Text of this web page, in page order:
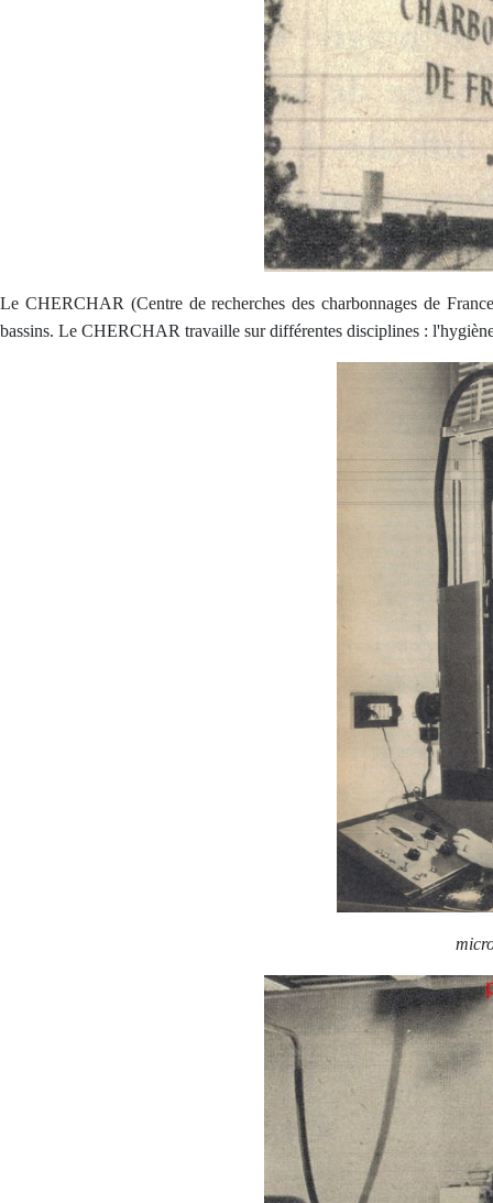
Le CHERCHAR (Centre de recherches des charbonnages de
bassins. Le CHERCHAR travaille sur différentes disciplines :